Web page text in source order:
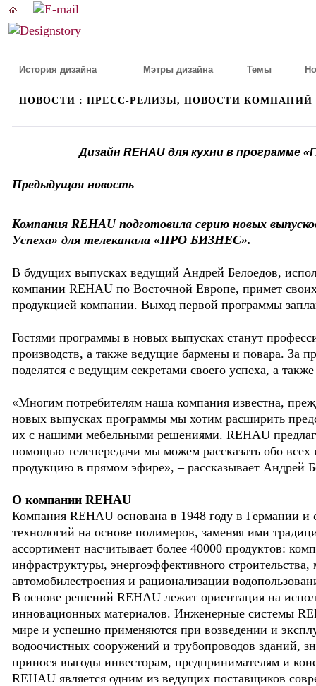
История дизайна Мэтры дизайна Темы
НОВОСТИ : ПРЕСС-РЕЛИЗЫ, НОВОСТИ КОМПАНИЙ
Дизайн REHAU для кухни в программе
Предыдущая новость
Компания REHAU подготовила серию новых
Успеха» для телеканала «ПРО БИЗНЕС».
В будущих выпусках ведущий Андрей Белоедов,
компании REHAU по Восточной Европе, примет
продукцией компании. Выход первой программы
Гостями программы в новых выпусках станут
производств, а также ведущие бармены и повара. За
поделятся с ведущим секретами своего успеха, а
«Многим потребителям наша компания известна,
новых выпусках программы мы хотим расширить
их с нашими мебельными решениями. REHAU
помощью телепередачи мы можем рассказать обо
продукцию в прямом эфире», – рассказывает Андрей
О компании REHAU
Компания REHAU основана в 1948 году в Германии и
технологий на основе полимеров, заменяя ими
ассортимент насчитывает более 40000 продуктов:
инфраструктуры, энергоэффективного
автомобилестроения и рационализации
В основе решений REHAU лежит ориентация на
инновационных материалов. Инженерные системы
мире и успешно применяются при возведении и
водоочистных сооружений и трубопроводов зданий,
принося выгоды инвесторам, предпринимателям и
REHAU является одним из ведущих поставщиков